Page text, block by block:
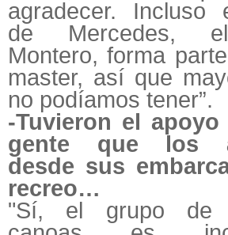
agradecer. Incluso
de Mercedes,
Montero, forma
master, así que
no podíamos tener”.
-Tuvieron el
gente que los
desde sus
recreo…
"Sí, el grupo de